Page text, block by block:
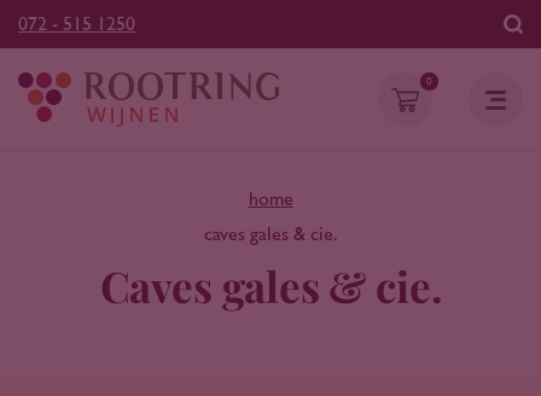
072 - 515 1250
0
home
caves gales & cie.
Caves gales & cie.